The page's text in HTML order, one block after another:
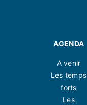
AGENDA
A venir
Les temps
forts
Les